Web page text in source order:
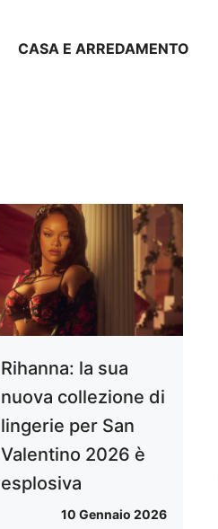
CASA E ARREDAMENTO
Rihanna: la sua
nuova collezione di
lingerie per San
Valentino 2026 è
esplosiva
10 Gennaio 2026